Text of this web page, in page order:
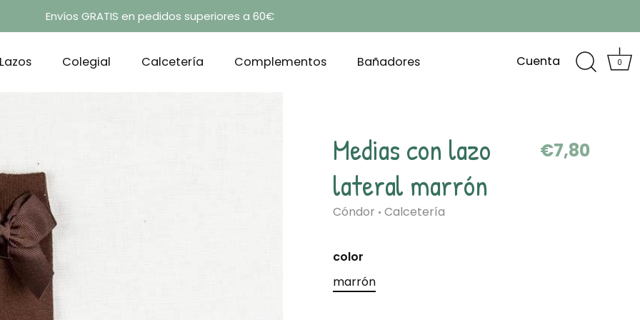
Envíos GRATIS en pedidos superiores a 60€
Lazos Colegial Calcetería Complementos Bañadores Cuenta 0
Cóndor • Calcetería
€7,80
Medias con lazo
lateral marrón
color
marrón